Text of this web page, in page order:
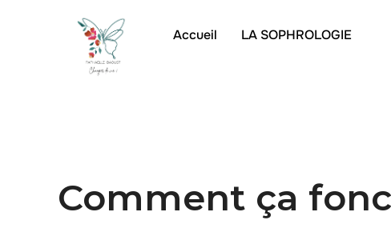
Accueil LA SOPHROLOGIE
Comment ça